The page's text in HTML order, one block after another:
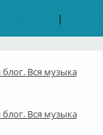
|
Вся музыка
Вся музыка